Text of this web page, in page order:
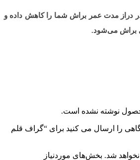
دراز مدت عمر براش شما را کاهش داده و
براش می‌شود.
نوشته نشده است.
را ارسال می کنید برای “گراف قلم
شد. بخش‌های موردنیاز